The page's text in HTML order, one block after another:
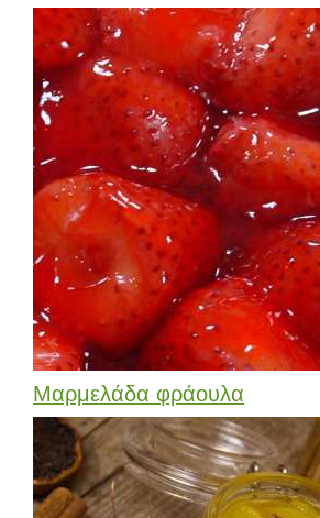
Μαρμελάδα φράουλα